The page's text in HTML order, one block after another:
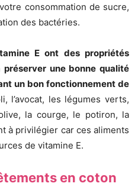
consommation de sucre,
des bactéries.
E ont des propriétés
une bonne qualité
un bon fonctionnement de
l’avocat, les légumes verts,
la courge, le potiron, la
à privilégier car ces aliments
de vitamine E.
en coton